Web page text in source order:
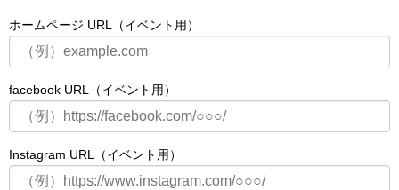
ホームページ URL（イベント用）
facebook URL（イベント用）
Instagram URL（イベント用）